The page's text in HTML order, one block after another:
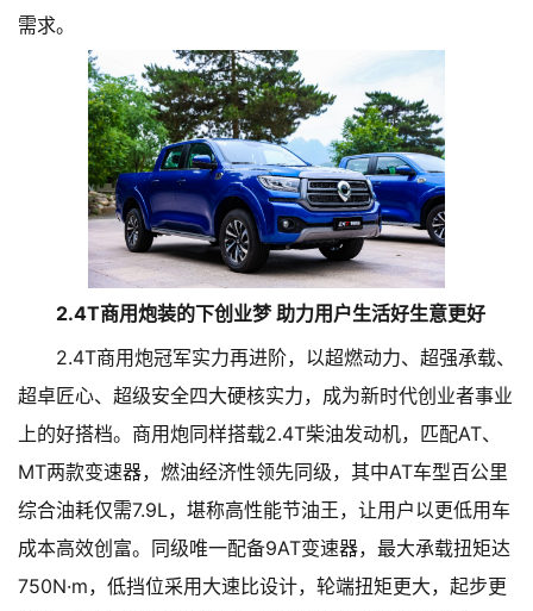
需求。
2.4T商用炮装的下创业梦 助力用户生活好生意更好
2.4T商用炮冠军实力再进阶，以超燃动力、超强承载、
超卓匠心、超级安全四大硬核实力，成为新时代创业者事业
上的好搭档。商用炮同样搭载2.4T柴油发动机，匹配AT、
MT两款变速器，燃油经济性领先同级，其中AT车型百公里
综合油耗仅需7.9L，堪称高性能节油王，让用户以更低用车
成本高效创富。同级唯一配备9AT变速器，最大承载扭矩达
750N·m，低挡位采用大速比设计，轮端扭矩更大，起步更